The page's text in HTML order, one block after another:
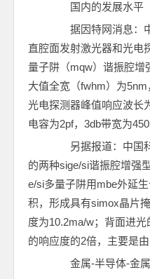
国内的发展水平
据因特网消息：中
直腔面发射激光器和光电
量子阱（mqw）谐振腔增
大值全宽（fwhm）为
光电探测器峰值响应波长
电容为2pf，3db带宽为
另据报道：中国科
的两种sige/si谐振腔增强
e/si多量子阱用mbe外延
积，形成具有simox晶片
度为10.2ma/w；背面进
的响应度的2倍，主要是
金属-半导体-金属